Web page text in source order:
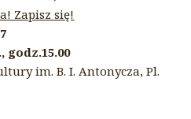
Zapisz się!
godz.15.00
im. B. I. Antonycza, Pl.